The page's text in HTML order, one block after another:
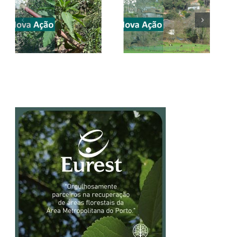
CONVITE |
Valongo | 20
junho 2026
CONVITE |
#SEI2026 | 23-31
maio 2026